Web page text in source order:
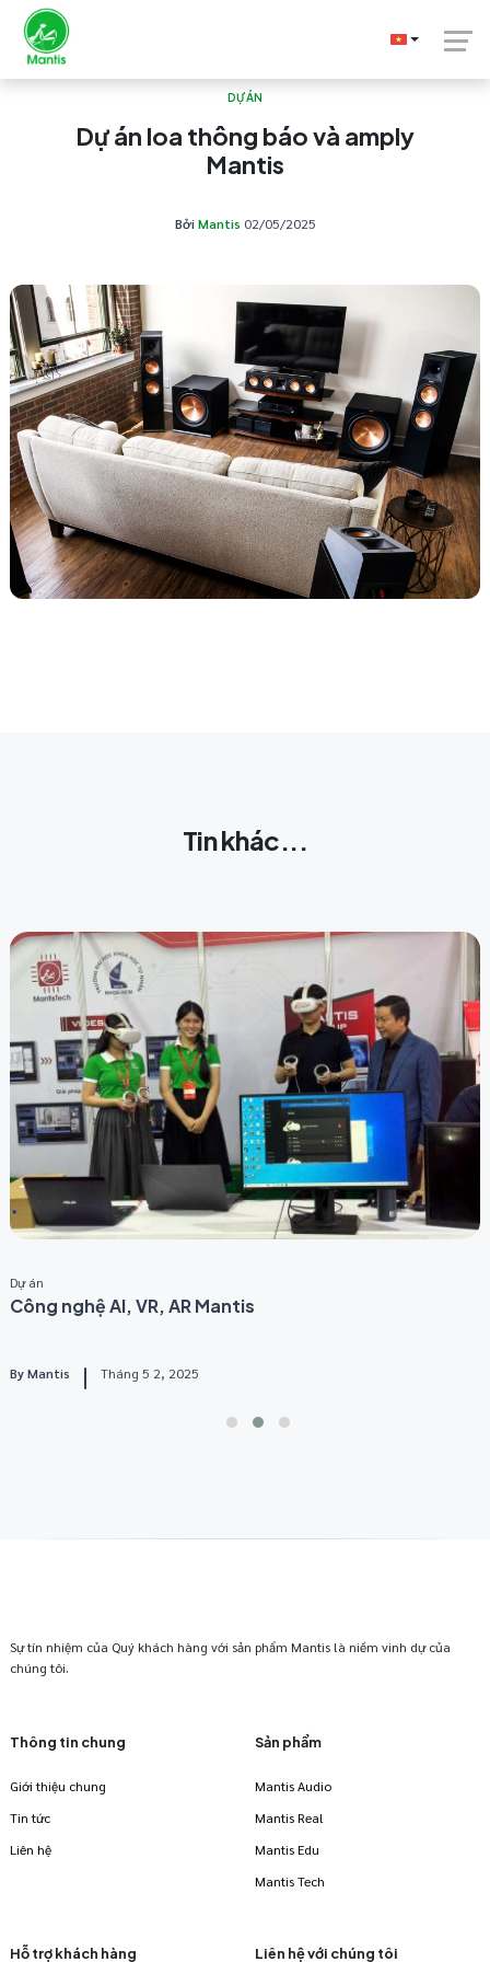
DỰ ÁN
Dự án loa thông báo và amply
Mantis
Bởi Mantis 02/05/2025
Tin khác...
Dự án
Công nghệ AI, VR, AR Mantis
ByMantis Tháng 5 2, 2025
Sự tín nhiệm của Quý khách hàng với sản phẩm Mantis là niềm vinh dự của
chúng tôi.
Thông tin chung
Giới thiệu chung
Tin tức
Liên hệ
Sản phẩm
Mantis Audio
Mantis Real
Mantis Edu
Mantis Tech
Hỗ trợ khách hàng Liên hệ với chúng tôi